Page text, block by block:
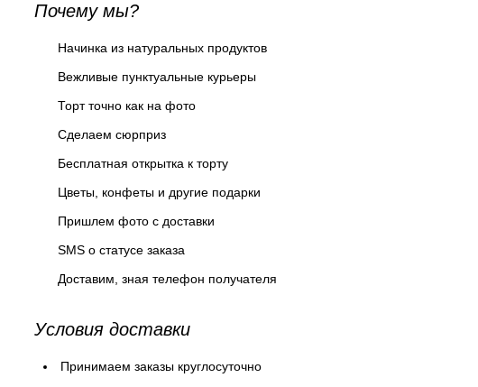
Почему мы?
Начинка из натуральных продуктов
Вежливые пунктуальные курьеры
Торт точно как на фото
Сделаем сюрприз
Бесплатная открытка к торту
Цветы, конфеты и другие подарки
Пришлем фото с доставки
SMS о статусе заказа
Доставим, зная телефон получателя
Условия доставки
Принимаем заказы круглосуточно